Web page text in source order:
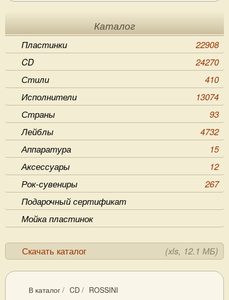
Каталог
Пластинки
22908
CD
24270
Стили
410
Исполнители
13074
Страны
93
Лейблы
4732
Аппаратура
15
Аксессуары
12
Рок-сувениры
267
Подарочный сертификат
Мойка пластинок
Скачать каталог (xls, 12.1 МБ)
В каталог / CD / ROSSINI